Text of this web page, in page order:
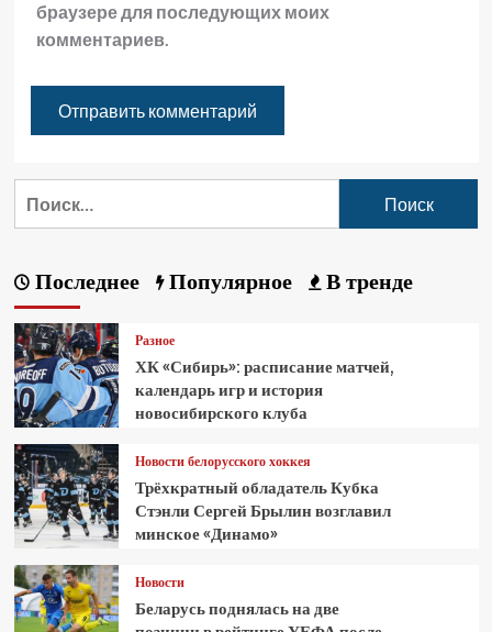
браузере для последующих моих
комментариев.
Последнее Популярное В тренде
Разное
ХК «Сибирь»: расписание матчей,
календарь игр и история
новосибирского клуба
Новости белорусского хоккея
Трёхкратный обладатель Кубка
Стэнли Сергей Брылин возглавил
минское «Динамо»
Новости
Беларусь поднялась на две